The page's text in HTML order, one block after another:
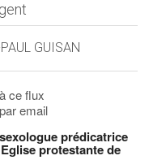
GUISAN
ce flux
email
prédicatrice
protestante de